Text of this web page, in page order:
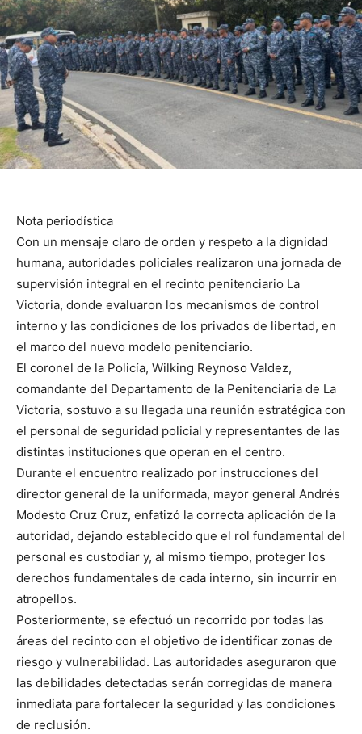
Nota periodística
Con un mensaje claro de orden y respeto a la dignidad
humana, autoridades policiales realizaron una jornada de
supervisión integral en el recinto penitenciario La
Victoria, donde evaluaron los mecanismos de control
interno y las condiciones de los privados de libertad, en
el marco del nuevo modelo penitenciario.
El coronel de la Policía, Wilking Reynoso Valdez,
comandante del Departamento de la Penitenciaria de La
Victoria, sostuvo a su llegada una reunión estratégica con
el personal de seguridad policial y representantes de las
distintas instituciones que operan en el centro.
Durante el encuentro realizado por instrucciones del
director general de la uniformada, mayor general Andrés
Modesto Cruz Cruz, enfatizó la correcta aplicación de la
autoridad, dejando establecido que el rol fundamental del
personal es custodiar y, al mismo tiempo, proteger los
derechos fundamentales de cada interno, sin incurrir en
atropellos.
Posteriormente, se efectuó un recorrido por todas las
áreas del recinto con el objetivo de identificar zonas de
riesgo y vulnerabilidad. Las autoridades aseguraron que
las debilidades detectadas serán corregidas de manera
inmediata para fortalecer la seguridad y las condiciones
de reclusión.